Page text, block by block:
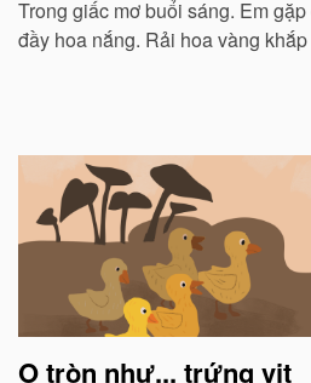
Trong giấc mơ buổi sáng. Em
đầy hoa nắng. Rải hoa vàng khắp
O tròn như... trứng vịt